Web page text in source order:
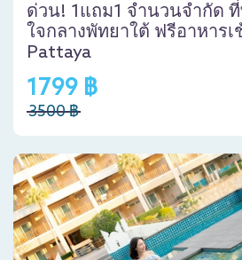
ด่วน! 1แถม1 จำนวนจำกัด
ใจกลางพัทยาใต้ ฟรีอาหาร
Pattaya
1799 ฿
3500 ฿